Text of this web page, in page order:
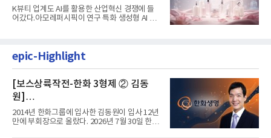
K뷰티 업계도 AI를 활용한 산업혁신 경쟁에 들
어갔다.아모레퍼시픽이 연구 특화 생성형 AI 플
epic-Highlight
[보스상륙작전-한화 3형제 ② 김동
원]
입사 12년 만에 금융계열 수장 등극
2014년 한화그룹에 입사한 김동원이 입사 12년
만에 부회장으로 올랐다. 2026년 7월 30일 한화